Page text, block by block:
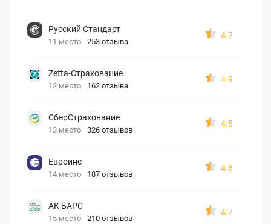
Русский Стандарт
11 место 253 отзыва
4.7
Zetta-Страхование
12 место 162 отзыва
4.9
СберСтрахование
13 место 326 отзывов
4.5
Евроинс
14 место 187 отзывов
4.8
АК БАРС
15 место 210 отзывов
4.7